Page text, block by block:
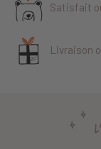
Satisfait
Livraison